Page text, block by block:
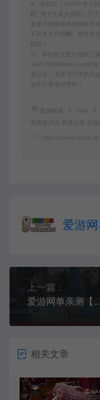
9、本站以《2013中华人
权” 第十七条为原则：为
装显示传输或者存储软件
不向其支付报酬。若有学
10、本站如无意中侵犯了
185529643@qq.com告知
请注意：无所谓完美的内
追求完美请勿赞助！
爱游网单 DNF
安图恩卢克 异界宝珠 时
https://
爱游
上一篇：
爱游网单亲测【剑灵三系】魔改超变单机版 配套图文攻略 完整物品ID 内置GM 离线NP补丁 虚拟机一键端亲测视频教学
相关文章